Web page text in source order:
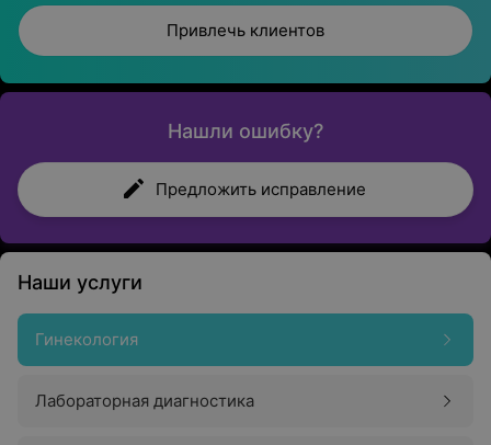
Привлечь клиентов
Нашли ошибку?
Предложить исправление
Наши услуги
Гинекология
Лабораторная диагностика